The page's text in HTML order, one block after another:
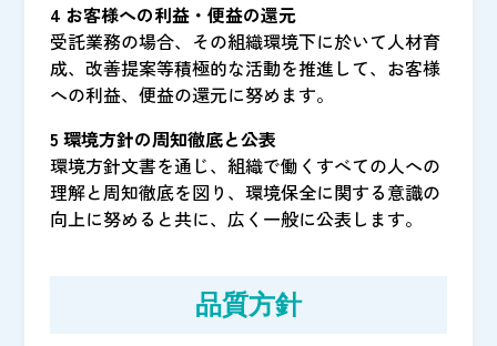
4 お客様への利益・便益の還元
受託業務の場合、その組織環境下に於いて人材育
成、改善提案等積極的な活動を推進して、お客様
への利益、便益の還元に努めます。
5 環境方針の周知徹底と公表
環境方針文書を通じ、組織で働くすべての人への
理解と周知徹底を図り、環境保全に関する意識の
向上に努めると共に、広く一般に公表します。
品質方針